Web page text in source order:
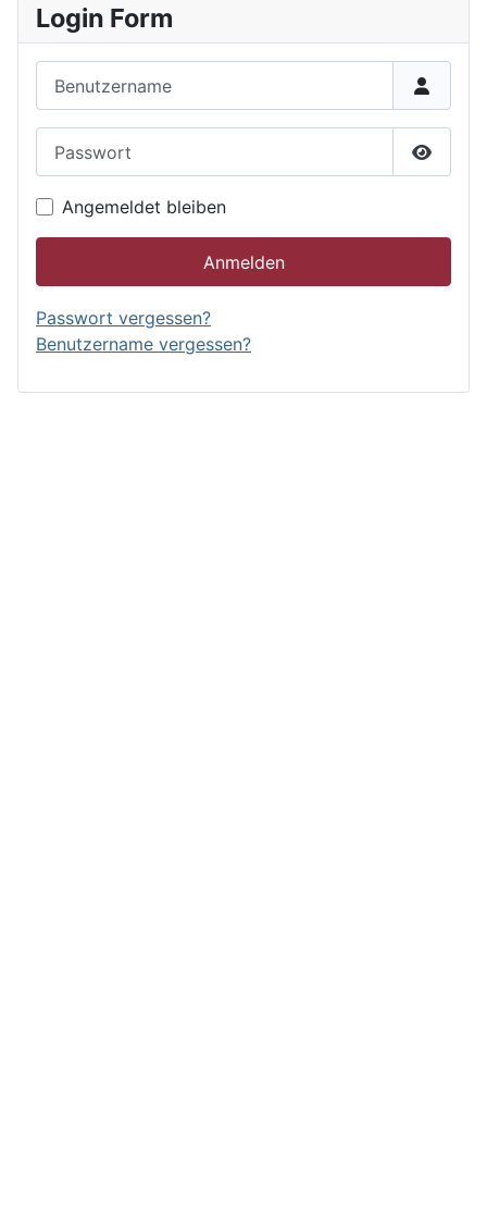
Login Form
Angemeldet bleiben
Anmelden
Passwort vergessen?
Benutzername vergessen?